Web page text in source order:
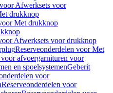
Afwerksets voor
drukknop
Met drukknop
Afwerksets voor drukknop
Reserveonderdelen voor Met
afvoergarnituren voor
en spoelsystemenGeberit
voor
Reserveonderdelen voor